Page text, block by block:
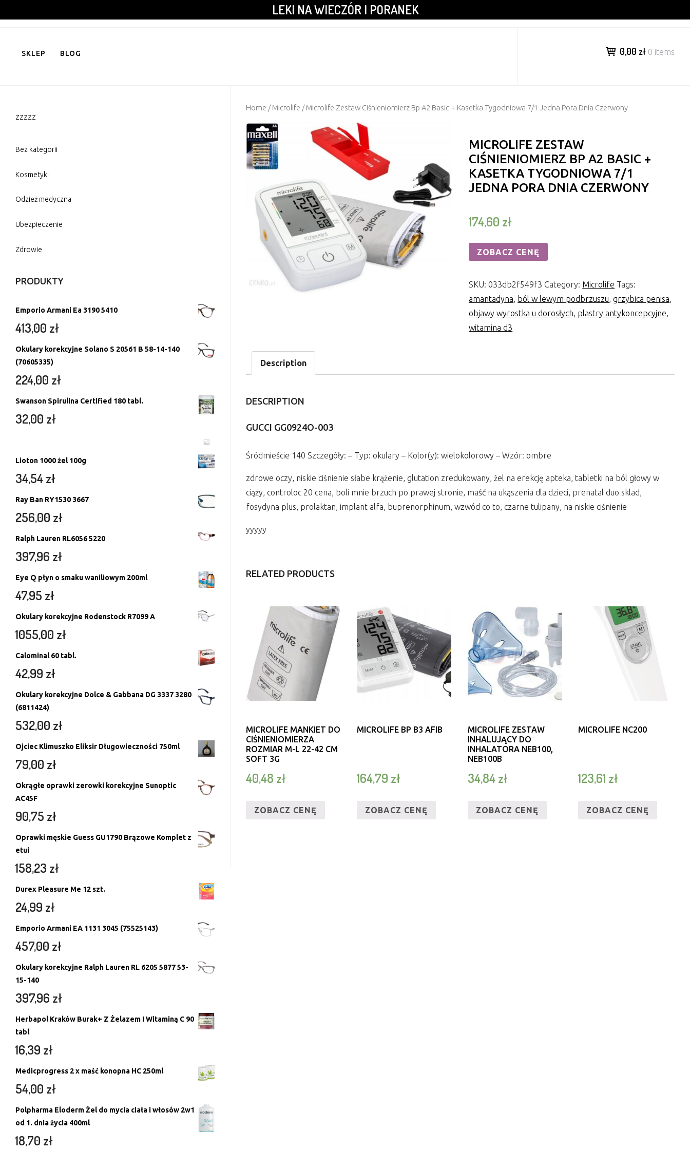
to
LEKI NA WIECZÓR I PORANEK
SKLEP BLOG 0,00 zł 0 items
Home /Microlife / Microlife Zestaw Ciśnieniomierz Bp A2 Basic + Kasetka Tygodniowa 7/1 Jedna Pora Dnia Czerwony
MICROLIFE ZESTAW
CIŚNIENIOMIERZ BP A2 BASIC +
KASETKA TYGODNIOWA 7/1
JEDNA PORA DNIA CZERWONY
174,60 zł
ZOBACZ CENĘ
SKU:033db2f549f3 Category: Microlife Tags:
amantadyna, ból w lewym podbrzuszu,grzybica penisa,
objawy wyrostka u dorosłych, plastry antykoncepcyjne,
witamina d3
Description
DESCRIPTION
GUCCI GG0924O-003
Śródmieście 140 Szczegóły: – Typ: okulary – Kolor(y): wielokolorowy – Wzór: ombre
zdrowe oczy, niskie ciśnienie słabe krążenie, glutation zredukowany, żel na erekcję apteka, tabletki na ból głowy w
ciąży, controloc 20 cena, boli mnie brzuch po prawej stronie, maść na ukąszenia dla dzieci, prenatal duo sklad,
fosydyna plus, prolaktan, implant alfa, buprenorphinum, wzwód co to, czarne tulipany, na niskie ciśnienie
yyyyy
RELATED PRODUCTS
MICROLIFE MANKIET DO
CIŚNIENIOMIERZA
ROZMIAR M-L 22-42 CM
SOFT 3G
40,48 zł
ZOBACZ CENĘ
MICROLIFE BP B3 AFIB
164,79 zł
ZOBACZ CENĘ
MICROLIFE ZESTAW
INHALUJĄCY DO
INHALATORA NEB100,
NEB100B
34,84zł
ZOBACZ CENĘ
MICROLIFE NC200
123,61 zł
ZOBACZ CENĘ
zzzzz
Bez kategorii
Kosmetyki
Odzież medyczna
Ubezpieczenie
Zdrowie
PRODUKTY
Emporio Armani Ea 3190 5410
413,00 zł
Okulary korekcyjne Solano S 20561 B 58-14-140
(70605335)
224,00 zł
Swanson Spirulina Certified 180 tabl.
32,00 zł
Lioton 1000 żel 100g
34,54zł
Ray Ban RY1530 3667
256,00 zł
Ralph Lauren RL6056 5220
397,96 zł
Eye Q płyn o smaku waniliowym 200ml
47,95 zł
Okulary korekcyjne Rodenstock R7099 A
1055,00 zł
Calominal 60 tabl.
42,99 zł
Okulary korekcyjne Dolce & Gabbana DG 3337 3280
(6811424)
532,00 zł
Ojciec Klimuszko Eliksir Długowieczności 750ml
79,00 zł
Okrągłe oprawki zerowki korekcyjne Sunoptic
AC45F
90,75 zł
Oprawki męskie Guess GU1790 Brązowe Komplet z
etui
158,23 zł
Durex Pleasure Me 12 szt.
24,99 zł
Emporio Armani EA 1131 3045 (75525143)
457,00 zł
Okulary korekcyjne Ralph Lauren RL 6205 5877 53-
15-140
397,96 zł
Herbapol Kraków Burak+ Z Żelazem I Witaminą C 90
tabl
16,39 zł
Medicprogress 2 x maść konopna HC 250ml
54,00 zł
Polpharma Eloderm Żel do mycia ciała i włosów 2w1
od 1. dnia życia 400ml
18,70 zł